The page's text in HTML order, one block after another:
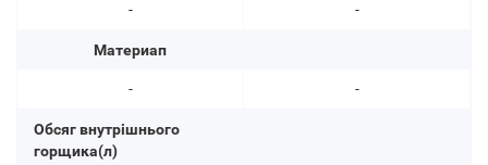
-
Материап
-
Обсяг внутрішнього
горщика(л)
-
-